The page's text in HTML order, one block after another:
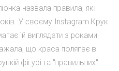
назвала правила, які
У своєму Instagram Крук
їй виглядати з роками
що краса полягає в
фігурі та "правильних"